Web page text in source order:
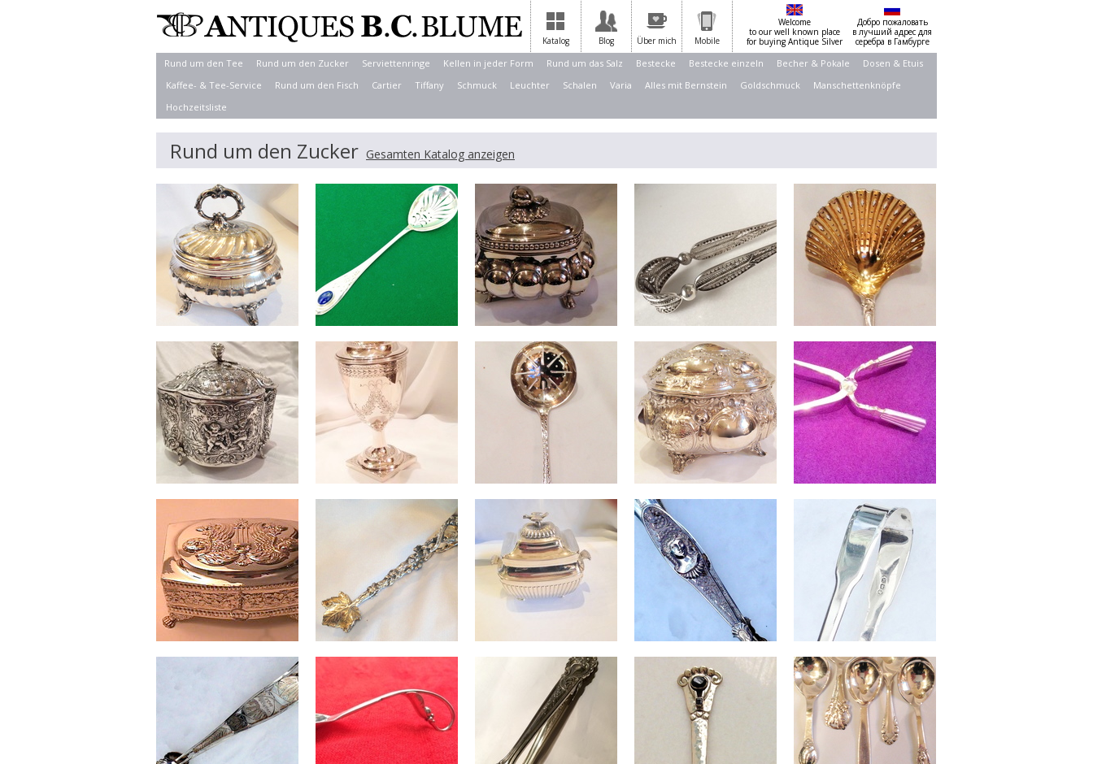
Katalog Blog Über mich Mobile
Welcome
to our well known place
for buying Antique Silver
Добро пожаловать
в лучший адрес для
серебра в Гамбурге
Rund um den Tee Rund um den Zucker Serviettenringe Kellen in jeder Form Rund um das Salz Bestecke Bestecke einzeln Becher & Pokale
Dosen & Etuis
Kaffee- & Tee-Service
Rund um den Fisch Cartier Tiffany Schmuck Leuchter Schalen Varia Alles mit Bernstein Goldschmuck
Manschettenknöpfe
Hochzeitsliste
Rund um den Zucker Gesamten Katalog anzeigen